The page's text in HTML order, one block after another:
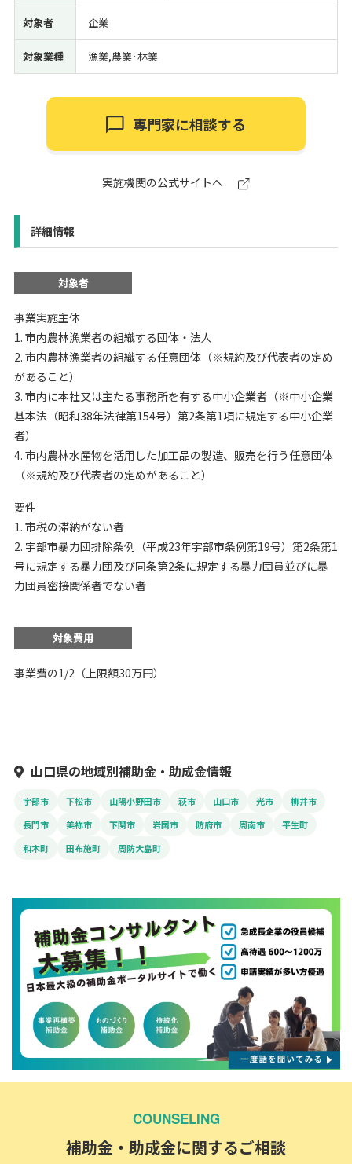
検索
対象者 企業
対象業種 漁業,農業･林業
専門家に相談する
実施機関の公式サイトへ
詳細情報
対象者
事業実施主体
1. 市内農林漁業者の組織する団体・法人
2. 市内農林漁業者の組織する任意団体（※規約及び代表者の定め
があること）
3. 市内に本社又は主たる事務所を有する中小企業者（※中小企業
基本法（昭和38年法律第154号）第2条第1項に規定する中小企業
者）
4. 市内農林水産物を活用した加工品の製造、販売を行う任意団体
（※規約及び代表者の定めがあること）
要件
1. 市税の滞納がない者
2. 宇部市暴力団排除条例（平成23年宇部市条例第19号）第2条第1
号に規定する暴力団及び同条第2条に規定する暴力団員並びに暴
力団員密接関係者でない者
対象費用
事業費の1/2（上限額30万円）
山口県の地域別補助金・助成金情報
宇部市 下松市 山陽小野田市 萩市 山口市 光市
柳井市
長門市
美祢市 下関市 岩国市 防府市 周南市
平生町
和木町
田布施町 周防大島町
COUNSELING
補助金・助成金に関するご相談